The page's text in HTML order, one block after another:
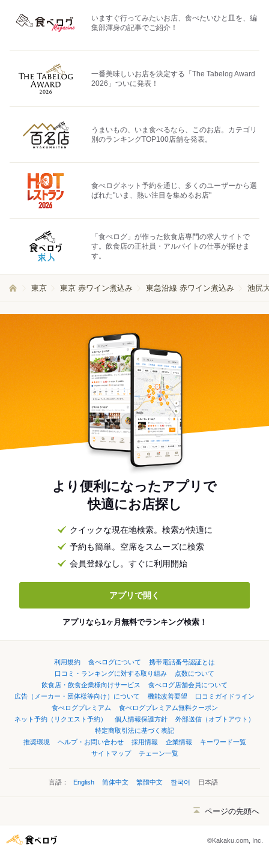
いますぐ行ってみたいお店、食べたいひと皿を、編
集部渾身の記事でご紹介！
一番美味しいお店を決定する「The Tabelog Award
2026」ついに発表！
うまいもの、いま食べるなら、このお店。カテゴリ
別のランキングTOP100店舗を発表。
食べログネット予約を通じ、多くのユーザーから選
ばれた"いま、熱い注目を集めるお店"
「食べログ」が作った飲食店専門の求人サイトで
す。飲食店の正社員・アルバイトの仕事が探せま
す。
東京 東京 赤ワイン煮込み 東急沿線 赤ワイン煮込み 池尻
より便利になったアプリで
快適にお店探し
クイックな現在地検索。検索が快適に
予約も簡単。空席をスムーズに検索
会員登録なし。すぐに利用開始
アプリで開く
アプリなら1ヶ月無料でランキング検索！
利用規約 食べログについて
携帯電話番号認証とは
口コミ・ランキングに対する取り組み
点数について
飲食店・飲食企業様向けサービス
食べログ店舗会員について
広告（メーカー・団体様等向け）について
機能改善要望
口コミガイドライン
食べログプレミアム
食べログプレミアム無料クーポン
ネット予約（リクエスト予約）
個人情報保護方針
外部送信（オプトアウト）
特定商取引法に基づく表記
推奨環境
ヘルプ・お問い合わせ 採用情報 企業情報
キーワード一覧
サイトマップ
チェーン一覧
言語： English 简体中文 繁體中文 한국어 日本語
ページの先頭へ
©Kakaku.com, Inc.